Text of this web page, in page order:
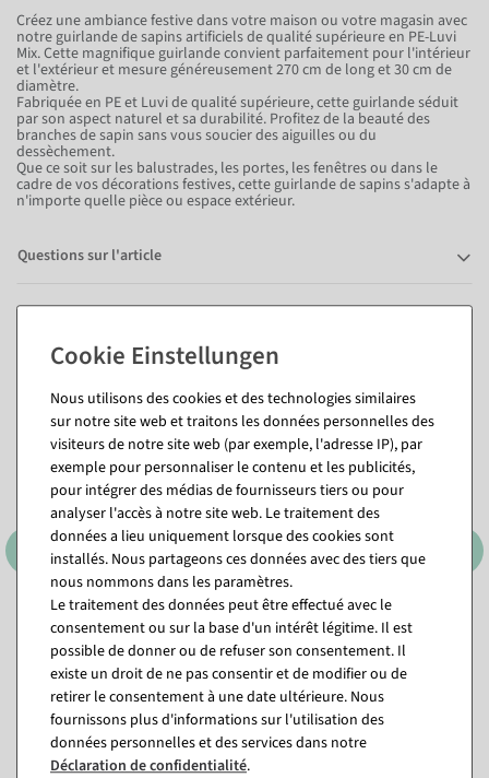
Créez une ambiance festive dans votre maison ou votre magasin avec
notre guirlande de sapins artificiels de qualité supérieure en PE-Luvi
Mix. Cette magnifique guirlande convient parfaitement pour l'intérieur
et l'extérieur et mesure généreusement 270 cm de long et 30 cm de
diamètre.
Fabriquée en PE et Luvi de qualité supérieure, cette guirlande séduit
par son aspect naturel et sa durabilité. Profitez de la beauté des
branches de sapin sans vous soucier des aiguilles ou du
dessèchement.
Que ce soit sur les balustrades, les portes, les fenêtres ou dans le
cadre de vos décorations festives, cette guirlande de sapins s'adapte à
n'importe quelle pièce ou espace extérieur.
Questions sur l'article
Vous pourriez aussi aimer (8)
Guirlande de sapin avec LED
blanc chaud, 270 cm
Disponible immédiatement
En différentes versions
à partir de 77,29 €
64,95 EUR hors TVA
Guirlande de sapin floquée,
270 cm, Ø 30 cm
Disponible immédiatement
59,44 €
49,95 EUR hors TVA
Nous utilisons des cookies et des technologies similaires
sur notre site web et traitons les données personnelles des
visiteurs de notre site web (par exemple, l'adresse IP), par
exemple pour personnaliser le contenu et les publicités,
pour intégrer des médias de fournisseurs tiers ou pour
analyser l'accès à notre site web. Le traitement des
données a lieu uniquement lorsque des cookies sont
installés. Nous partageons ces données avec des tiers que
nous nommons dans les paramètres.
Le traitement des données peut être effectué avec le
consentement ou sur la base d'un intérêt légitime. Il est
possible de donner ou de refuser son consentement. Il
existe un droit de ne pas consentir et de modifier ou de
retirer le consentement à une date ultérieure. Nous
fournissons plus d'informations sur l'utilisation des
données personnelles et des services dans notre
Déclaration de confidentialité.